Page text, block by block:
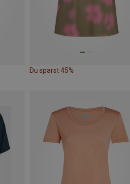
Du sparst 45%